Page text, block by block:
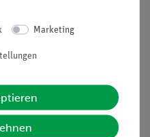
Service
Beratung & Showroom
Inventarisierungs- &
Marketing